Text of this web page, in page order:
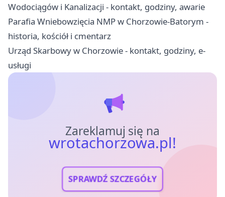
Wodociągów i Kanalizacji - kontakt, godziny, awarie
Parafia Wniebowzięcia NMP w Chorzowie-Batorym -
historia, kościół i cmentarz
Urząd Skarbowy w Chorzowie - kontakt, godziny, e-
usługi
Zareklamuj się na
wrotachorzowa.pl!
SPRAWDŹ SZCZEGÓŁY